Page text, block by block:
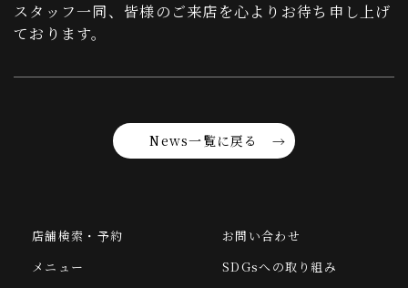
スタッフ一同、皆様のご来店を心よりお待ち申し上げ
ております。
News一覧に戻る
店舗検索・予約
メニュー
お問い合わせ
SDGsへの取り組み